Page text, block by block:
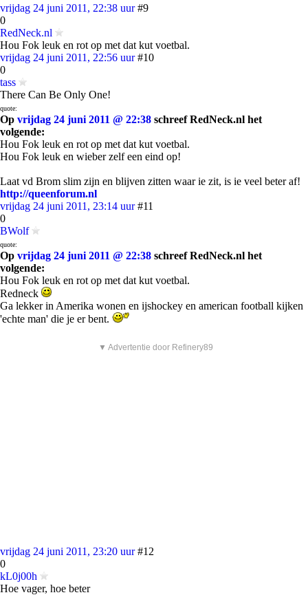
vrijdag 24 juni 2011, 22:38 uur #9
0
RedNeck.nl
Hou Fok leuk en rot op met dat kut voetbal.
vrijdag 24 juni 2011, 22:56 uur #10
0
tass
There Can Be Only One!
quote:
Op vrijdag 24 juni 2011 @ 22:38 schreef RedNeck.nl het
volgende:
Hou Fok leuk en rot op met dat kut voetbal.
Hou Fok leuk en wieber zelf een eind op!
Laat vd Brom slim zijn en blijven zitten waar ie zit, is ie veel beter af!
http://queenforum.nl
vrijdag 24 juni 2011, 23:14 uur #11
0
BWolf
quote:
Op vrijdag 24 juni 2011 @ 22:38 schreef RedNeck.nl het
volgende:
Hou Fok leuk en rot op met dat kut voetbal.
Redneck
Ga lekker in Amerika wonen en ijshockey en american football kijken
'echte man' die je er bent.
▼ Advertentie door Refinery89
vrijdag 24 juni 2011, 23:20 uur #12
0
kL0j00h
Hoe vager, hoe beter